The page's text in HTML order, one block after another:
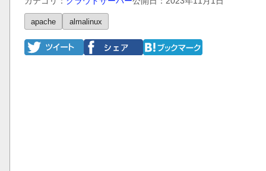
apache almalinux